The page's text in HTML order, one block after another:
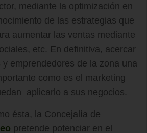
mediante la optimización en
de las estrategias que
aumentar las ventas mediante
etc. En definitiva, acercar
emprendedores de la zona una
como es el marketing
aplicarlo a sus negocios.
ésta, la Concejalía de
pretende potenciar en el